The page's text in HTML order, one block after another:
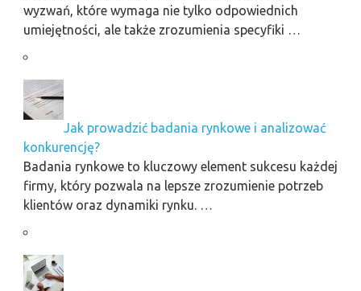
wyzwań, które wymaga nie tylko odpowiednich
umiejętności, ale także zrozumienia specyfiki …
Jak prowadzić badania rynkowe i analizować
konkurencję?
Badania rynkowe to kluczowy element sukcesu każdej
firmy, który pozwala na lepsze zrozumienie potrzeb
klientów oraz dynamiki rynku. …